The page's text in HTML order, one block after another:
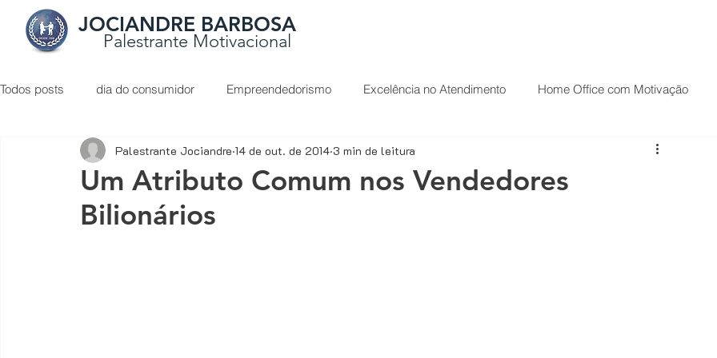
JOCIANDRE BARBOSA
Palestrante Motivacional
Todos posts dia do consumidor Empreendedorismo Excelência no Atendimento Home Office com Motivação
Liderança O Poder do Otimismo palestrante de vendas Palestrante Motivacional Palestrante de Motivação
Apresentação de proposta Atendimento ao cliente
Um Atributo Comum nos Vendedores
Bilionários
Palestrante Jociandre 14 de out. de 2014 3 min de leitura